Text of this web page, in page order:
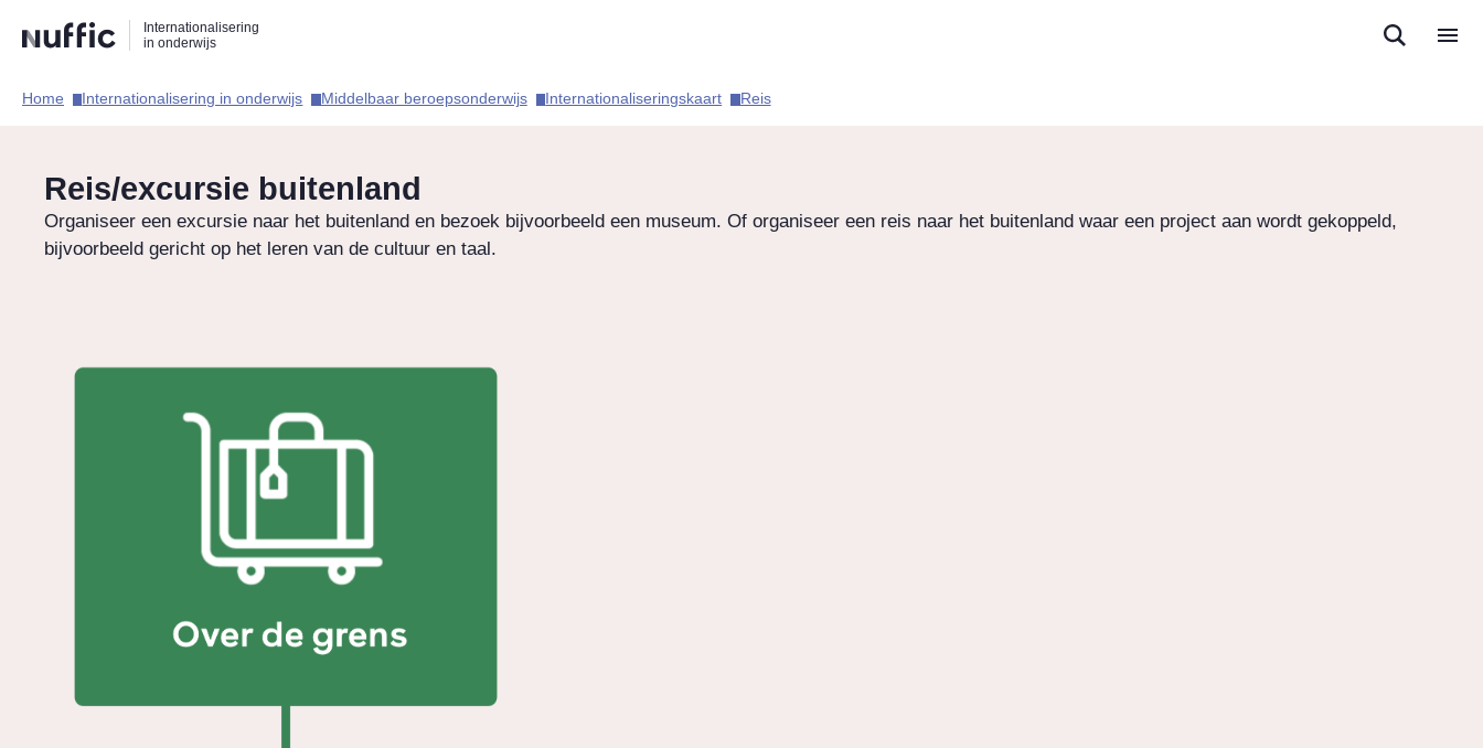
naar
zoekfunctie
naar
hoofdnavigatie
naar
inhoud
Internationalisering
in onderwijs
Hoofdnavigatie
Home​ Internationalisering in onderwijs​ Middelbaar beroepsonderwijs​ Internationaliseringskaart​ Reis​
Reis/excursie buitenland
Organiseer een excursie naar het buitenland en bezoek bijvoorbeeld een museum. Of organiseer een reis naar het buitenland waar een project aan wordt gekoppeld,
bijvoorbeeld gericht op het leren van de cultuur en taal.